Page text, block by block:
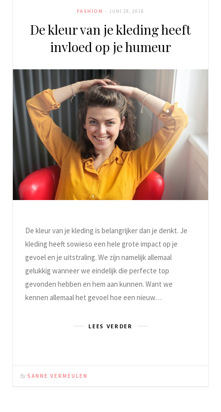
FASHION JUNI 28, 2018
De kleur van je kleding heeft
invloed op je humeur
De kleur van je kleding is belangrijker dan je denkt. Je
kleding heeft sowieso een hele grote impact op je
gevoel en je uitstraling. We zijn namelijk allemaal
gelukkig wanneer we eindelijk die perfecte top
gevonden hebben en hem aan kunnen. Want we
kennen allemaal het gevoel hoe een nieuw…
LEES VERDER
By SANNE VERMEULEN